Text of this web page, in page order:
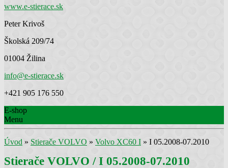
www.e-stierace.sk
Peter Krivoš
Školská 209/74
01004 Žilina
info@e-stierace.sk
+421 905 176 550
E-shop
Menu
Úvod » Stierače VOLVO » Volvo XC60 I » I 05.2008-07.2010
Stierače VOLVO / I 05.2008-07.2010